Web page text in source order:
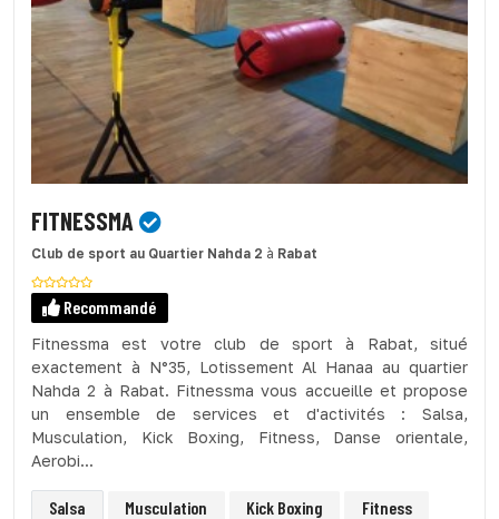
FITNESSMA
Club de sport au Quartier Nahda 2 à Rabat
Recommandé
Fitnessma est votre club de sport à Rabat, situé
exactement à N°35, Lotissement Al Hanaa au quartier
Nahda 2 à Rabat. Fitnessma vous accueille et propose
un ensemble de services et d'activités : Salsa,
Musculation, Kick Boxing, Fitness, Danse orientale,
Aerobi...
Salsa Musculation Kick Boxing Fitness